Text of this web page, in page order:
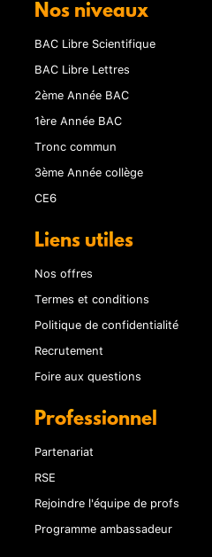
Nos niveaux
BAC Libre Scientifique
BAC Libre Lettres
2ème Année BAC
1ère Année BAC
Tronc commun
3ème Année collège
CE6
Liens utiles
Nos offres
Termes et conditions
Politique de confidentialité
Recrutement
Foire aux questions
Professionnel
Partenariat
RSE
Rejoindre l'équipe de profs
Programme ambassadeur